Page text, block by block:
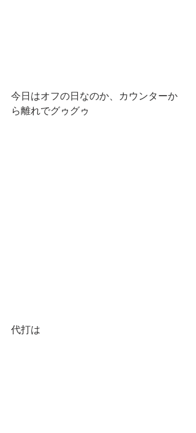
今日はオフの日なのか、カウンターか
ら離れでグゥグゥ
代打は